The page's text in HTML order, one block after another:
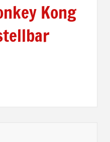
Kong